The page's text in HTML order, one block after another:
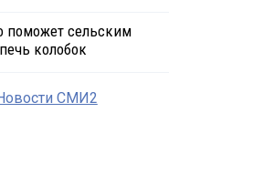
поможет сельским
колобок
СМИ2